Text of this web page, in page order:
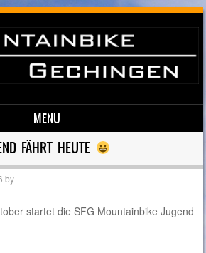
MENU
FÄHRT HEUTE
by
startet die SFG Mountainbike Jugend